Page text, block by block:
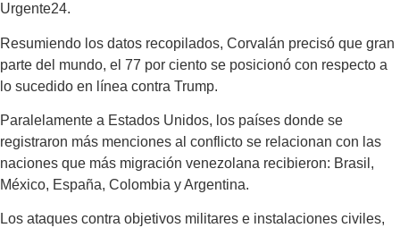
Urgente24.
Resumiendo los datos recopilados, Corvalán precisó que gran
parte del mundo, el 77 por ciento se posicionó con respecto a
lo sucedido en línea contra Trump.
Paralelamente a Estados Unidos, los países donde se
registraron más menciones al conflicto se relacionan con las
naciones que más migración venezolana recibieron: Brasil,
México, España, Colombia y Argentina.
Los ataques contra objetivos militares e instalaciones civiles,